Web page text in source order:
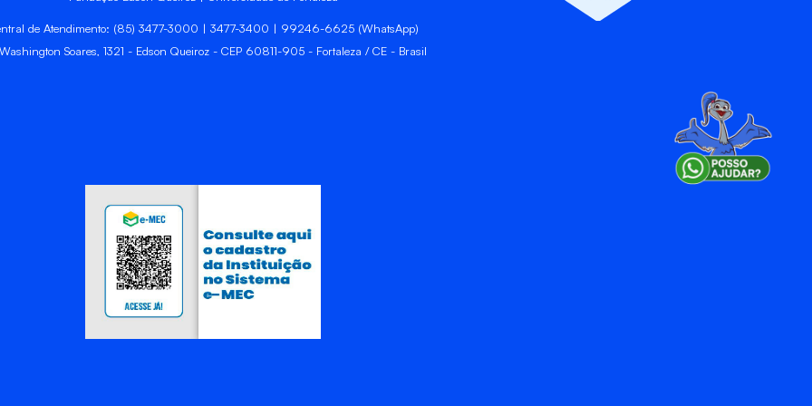
de Atendimento: (85) 3477-3000 | 3477-3400 | 99246-6625 (WhatsApp)
Soares, 1321 - Edson Queiroz - CEP 60811-905 - Fortaleza / CE - Brasil